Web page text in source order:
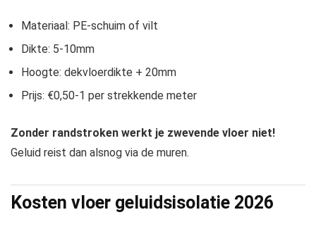
Materiaal: PE-schuim of vilt
Dikte: 5-10mm
Hoogte: dekvloerdikte + 20mm
Prijs: €0,50-1 per strekkende meter
Zonder randstroken werkt je zwevende vloer niet!
Geluid reist dan alsnog via de muren.
Kosten vloer geluidsisolatie 2026